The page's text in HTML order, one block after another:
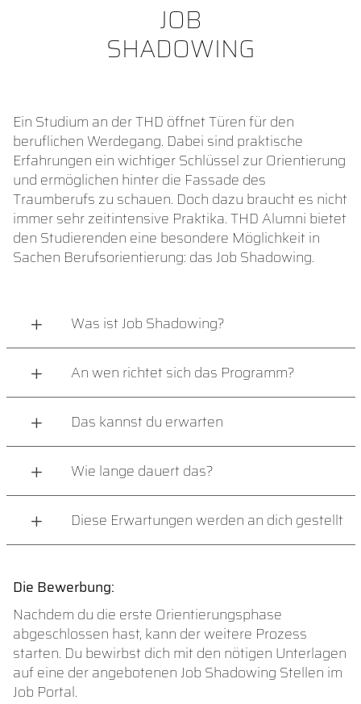
JOB
SHADOWING
Ein Studium an der THD öffnet Türen für den
beruflichen Werdegang. Dabei sind praktische
Erfahrungen ein wichtiger Schlüssel zur Orientierung
und ermöglichen hinter die Fassade des
Traumberufs zu schauen. Doch dazu braucht es nicht
immer sehr zeitintensive Praktika. THD Alumni bietet
den Studierenden eine besondere Möglichkeit in
Sachen Berufsorientierung: das Job Shadowing.
Was ist Job Shadowing?
An wen richtet sich das Programm?
Das kannst du erwarten
Wie lange dauert das?
Diese Erwartungen werden an dich gestellt
Die Bewerbung:
Nachdem du die erste Orientierungsphase
abgeschlossen hast, kann der weitere Prozess
starten. Du bewirbst dich mit den nötigen Unterlagen
auf eine der angebotenen Job Shadowing Stellen im
Job Portal.